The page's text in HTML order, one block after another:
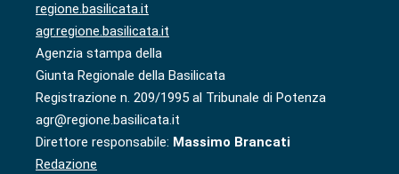
regione.basilicata.it
agr.regione.basilicata.it
Agenzia stampa della
Giunta Regionale della Basilicata
Registrazione n. 209/1995 al Tribunale di Potenza
agr@regione.basilicata.it
Direttore responsabile: Massimo Brancati
Redazione